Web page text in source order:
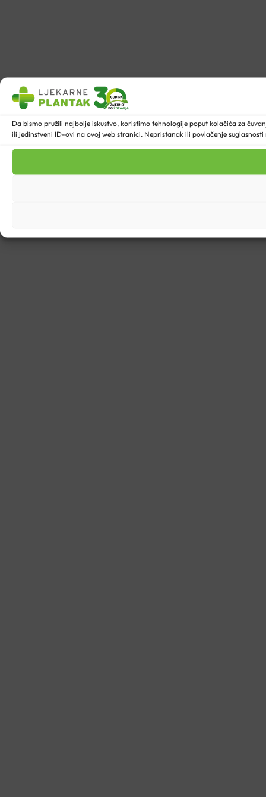
Da bismo pružili najbolje iskustvo, koristimo tehnologije poput kolačića za
ili jedinstveni ID-ovi na ovoj web stranici. Nepristanak ili povlačenje